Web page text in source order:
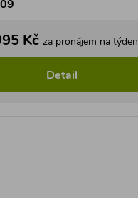
Kč za pronájem na
Detail